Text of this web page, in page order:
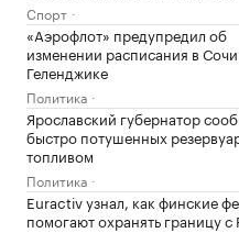
Спорт
«Аэрофлот» предупредил об
изменении расписания в
Геленджике
Политика
Ярославский губернатор
быстро потушенных
топливом
Политика
Euractiv узнал, как финские
помогают охранять границу с